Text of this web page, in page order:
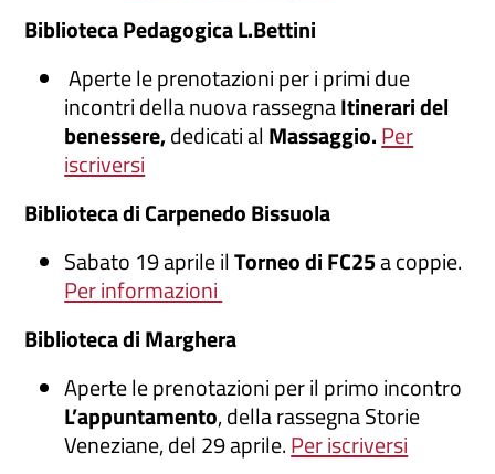
Biblioteca Pedagogica L.Bettini
Aperte le prenotazioni per i primi due
incontri della nuova rassegnaItinerari del
benessere,dedicati al Massaggio.Per
iscriversi
Biblioteca di Carpenedo Bissuola
Sabato 19 aprile ilTorneo di FC25a coppie.
Per informazioni
Biblioteca di Marghera
Aperte le prenotazioni per il primo incontro
L’appuntamento, della rassegna Storie
Veneziane, del 29 aprile.Per iscriversi